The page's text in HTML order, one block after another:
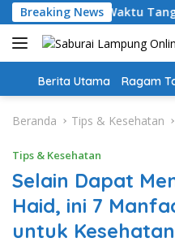
Langsung
ke
konten
Breaking News
PPPK Paruh Waktu
Home
Berita Utama Ragam
Beranda Tips & Kesehatan
Tips & Kesehatan
Selain Dapat
Haid, ini 7
untuk